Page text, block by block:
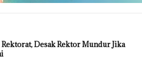
Rektorat, Desak Rektor Mundur Jika